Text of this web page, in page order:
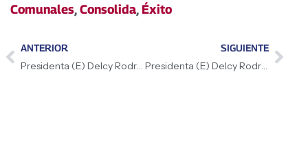
Comunales,Consolida, Éxito
ANTERIOR
Presidenta (E) Delcy Rodríguez: Fortalecemos la innovación y la tecnología como ejes para construir una Patria independiente
SIGUIENTE
Presidenta (E) Delcy Rodríguez: «Hemos revisado un mapa de cooperación integral, reafirmando nuestra voluntad de avanzar en una agenda compartida»